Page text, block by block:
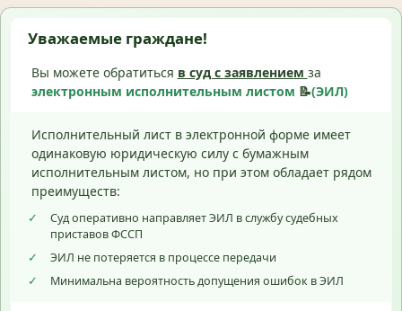
Уважаемые граждане!
Вы можете обратиться в суд с заявлением за
электронным исполнительным листом 📝(ЭИЛ)
Исполнительный лист в электронной форме имеет
одинаковую юридическую силу с бумажным
исполнительным листом, но при этом обладает рядом
преимуществ:
✓
Суд оперативно направляет ЭИЛ в службу судебных
приставов ФССП
✓
ЭИЛ не потеряется в процессе передачи
✓
Минимальна вероятность допущения ошибок в ЭИЛ